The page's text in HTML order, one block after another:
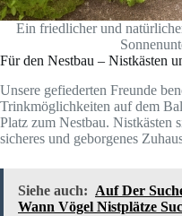
Ein friedlicher und
Für den Nestbau – Nistkästen
Unsere gefiederten Freunde
Trinkmöglichkeiten auf dem
Platz zum Nestbau. Nistkästen
sicheres und geborgenes
Siehe auch: Auf Der
Wann Vögel Nistplätze